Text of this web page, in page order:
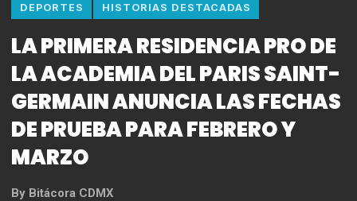
DEPORTES HISTORIAS DESTACADAS
LA PRIMERA RESIDENCIA PRO DE
LA ACADEMIA DEL PARIS SAINT-
GERMAIN ANUNCIA LAS FECHAS
DE PRUEBA PARA FEBRERO Y
MARZO
By Bitácora CDMX